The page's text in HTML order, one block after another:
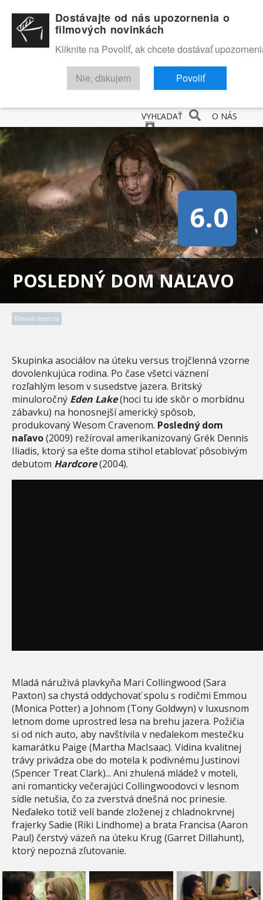
RECENZIE TRAILERY FILMOVÁ DATABÁZA
VYHĽADAŤ O NÁS
POSLEDNÝ DOM NAĽAVO
6.0
Filmová recenzia
Skupinka asociálov na úteku versus trojčlenná vzorne
dovolenkujúca rodina. Po čase všetci väznení
rozľahlým lesom v susedstve jazera. Britský
minuloročný Eden Lake(hoci tu ide skôr o morbídnu
zábavku) na honosnejší americký spôsob,
produkovaný Wesom Cravenom. Posledný dom
naľavo(2009) režíroval amerikanizovaný Grék Dennis
Iliadis, ktorý sa ešte doma stihol etablovať pôsobivým
debutom Hardcore(2004).
Mladá náruživá plavkyňa Mari Collingwood (Sara
Paxton) sa chystá oddychovať spolu s rodičmi Emmou
(Monica Potter) a Johnom (Tony Goldwyn) v luxusnom
letnom dome uprostred lesa na brehu jazera. Požičia
si od nich auto, aby navštívila v neďalekom mestečku
kamarátku Paige (Martha MacIsaac). Vidina kvalitnej
trávy privádza obe do motela k podivnému Justinovi
(Spencer Treat Clark)... Ani zhulená mládež v moteli,
ani romanticky večerajúci Collingwoodovci v lesnom
sídle netušia, čo za zverstvá dnešná noc prinesie.
Neďaleko totiž velí bande zloženej z chladnokrvnej
frajerky Sadie (Riki Lindhome) a brata Francisa (Aaron
Paul) čerstvý väzeň na úteku Krug (Garret Dillahunt),
ktorý nepozná zľutovanie.
Dostávajte od nás upozornenia o
filmových novinkách
Kliknite na Povoliť, ak chcete dostávať
Nie, ďakujem Povoliť